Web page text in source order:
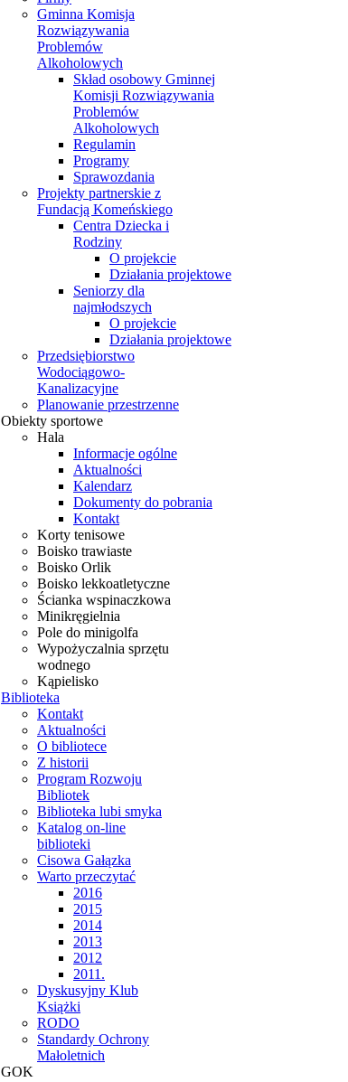
Gminna Komisja
Rozwiązywania
Problemów
Alkoholowych
Skład osobowy Gminnej
Komisji Rozwiązywania
Problemów
Alkoholowych
Regulamin
Programy
Sprawozdania
Projekty partnerskie z
Fundacją Komeńskiego
Centra Dziecka i
Rodziny
O projekcie
Działania projektowe
Seniorzy dla
najmłodszych
O projekcie
Działania projektowe
Przedsiębiorstwo
Wodociągowo-
Kanalizacyjne
Planowanie przestrzenne
Obiekty sportowe
Hala
Informacje ogólne
Aktualności
Kalendarz
Dokumenty do pobrania
Kontakt
Korty tenisowe
Boisko trawiaste
Boisko Orlik
Boisko lekkoatletyczne
Ścianka wspinaczkowa
Minikręgielnia
Pole do minigolfa
Wypożyczalnia sprzętu
wodnego
Kąpielisko
Biblioteka
Kontakt
Aktualności
O bibliotece
Z historii
Program Rozwoju
Bibliotek
Biblioteka lubi smyka
Katalog on-line
biblioteki
Cisowa Gałązka
Warto przeczytać
2016
2015
2014
2013
2012
2011.
Dyskusyjny Klub
Książki
RODO
Standardy Ochrony
Małoletnich
GOK